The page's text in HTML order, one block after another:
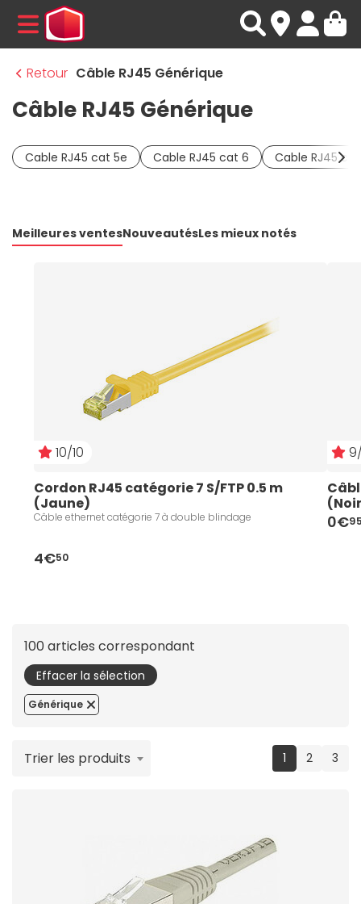
MENU
Retour Câble RJ45 Générique
Câble RJ45 Générique
Cable RJ45 cat 5e Cable RJ45 cat 6 Cable RJ45
Meilleures ventesNouveautésLes mieux notés
10/10
Cordon RJ45 catégorie 7 S/FTP 0.5 m
(Jaune)
Câble ethernet catégorie 7 à double blindage
4€50
0€
100 articles correspondant
Effacer la sélection
Générique
1 (current)
2 3
Trier les produits